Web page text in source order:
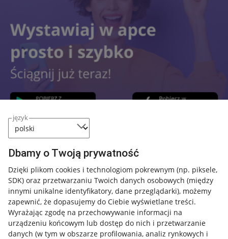
język
Dbamy o Twoją prywatność
Dzięki plikom cookies i technologiom pokrewnym (np. piksele,
SDK) oraz przetwarzaniu Twoich danych osobowych (między
innymi unikalne identyfikatory, dane przeglądarki), możemy
zapewnić, że dopasujemy do Ciebie wyświetlane treści.
Wyrażając zgodę na przechowywanie informacji na
urządzeniu końcowym lub dostęp do nich i przetwarzanie
danych (w tym w obszarze profilowania, analiz rynkowych i
Przydatne informacje
Jak to działa
Napisz do nas
Allegro Gadane dla sprzedających
Allegro Gadane dla kupujących